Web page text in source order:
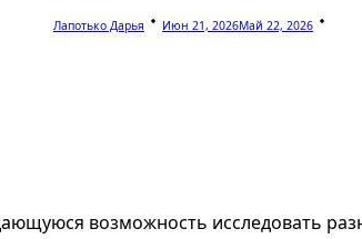
Лапотько Дарья Июн 21, 2026Май 22, 2026
возможность исследовать